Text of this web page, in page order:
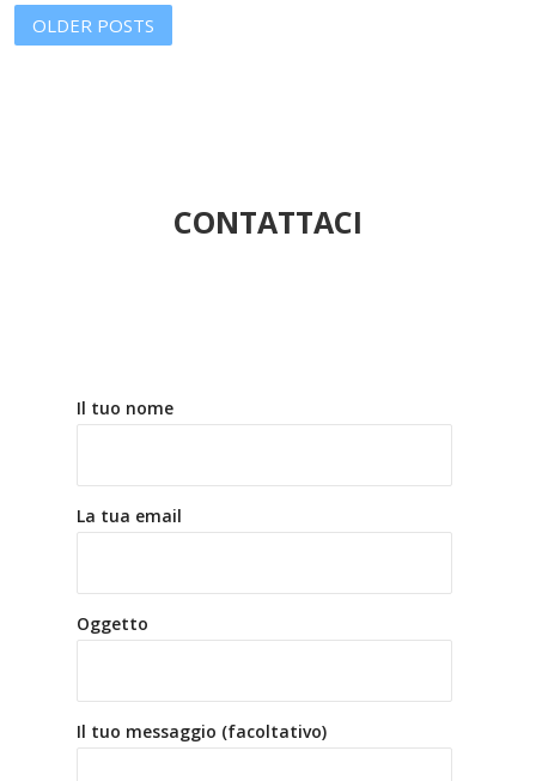
OLDER POSTS
CONTATTACI
Il tuo nome
La tua email
Oggetto
Il tuo messaggio (facoltativo)